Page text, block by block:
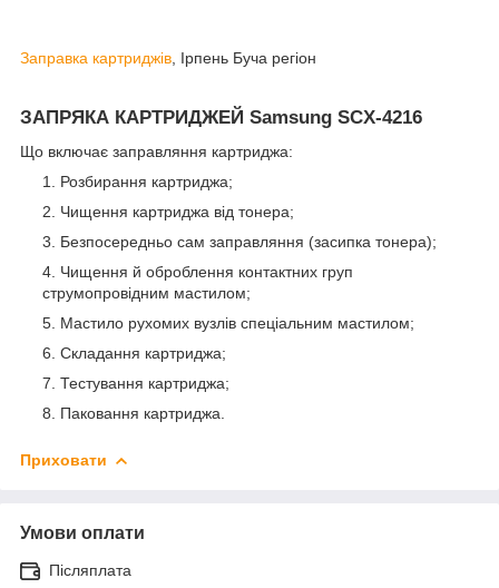
Заправка картриджів , Ірпень Буча регіон
ЗАПРЯКА КАРТРИДЖЕЙ Samsung SCX-4216
Що включає заправляння картриджа:
Розбирання картриджа;
Чищення картриджа від тонера;
Безпосередньо сам заправляння (засипка тонера);
Чищення й оброблення контактних груп
струмопровідним мастилом;
Мастило рухомих вузлів спеціальним мастилом;
Складання картриджа;
Тестування картриджа;
Паковання картриджа.
Приховати
Умови оплати
Післяплата